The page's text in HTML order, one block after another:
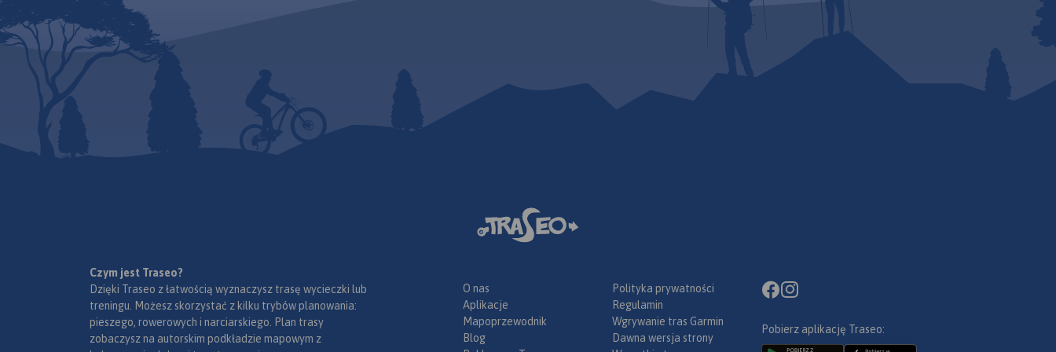
Czym jest Traseo?
Dzięki Traseo z łatwością wyznaczysz trasę wycieczki lub
treningu. Możesz skorzystać z kilku trybów planowania:
pieszego, rowerowych i narciarskiego. Plan trasy
zobaczysz na autorskim podkładzie mapowym z
O nas
Aplikacje
Mapoprzewodnik
Blog
Polityka prywatności
Regulamin
Wgrywanie tras Garmin
Dawna wersja strony
Pobierz aplikację Traseo: